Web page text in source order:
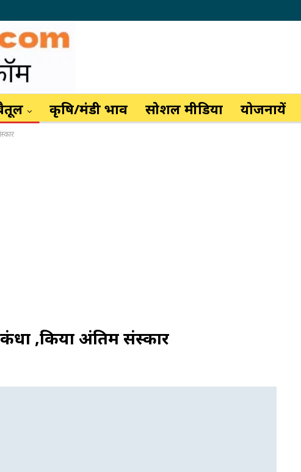
कृषि/मंडी भाव सोशल मीडिया योजनायें
कंधा ,किया अंतिम संस्कार